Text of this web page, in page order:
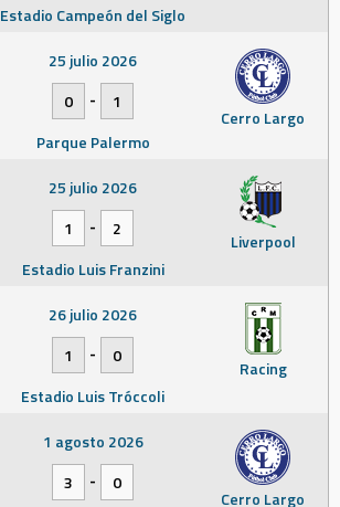
Estadio Campeón del Siglo
Cerro Largo
25 julio 2026
0
-
1
Parque Palermo
Liverpool
25 julio 2026
1
-
2
Estadio Luis Franzini
Racing
26 julio 2026
1
-
0
Estadio Luis Tróccoli
Cerro Largo
1 agosto 2026
3
- 0